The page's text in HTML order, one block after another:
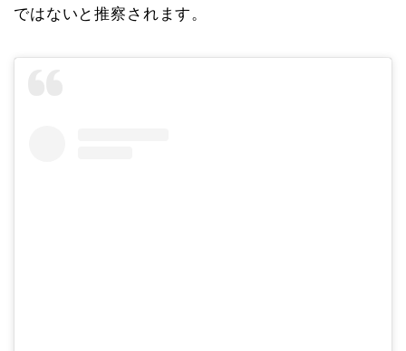
ではないと推察されます。